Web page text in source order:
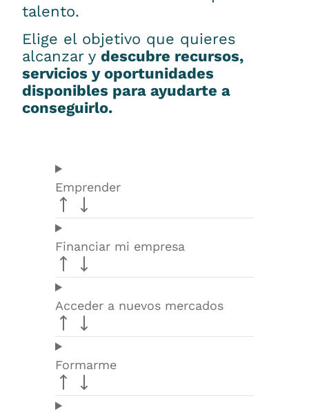
talento.
Elige el objetivo que quieres
alcanzar y descubre recursos,
servicios y oportunidades
disponibles para ayudarte a
conseguirlo.
Emprender
Financiar mi empresa
Acceder a nuevos mercados
Formarme